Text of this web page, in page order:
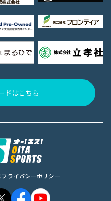
ドはこちら
プライバシーポリシー